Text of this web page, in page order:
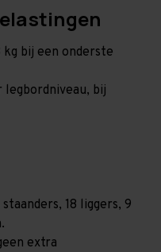
bij een onderste
legbordniveau, bij
18 liggers, 9
extra